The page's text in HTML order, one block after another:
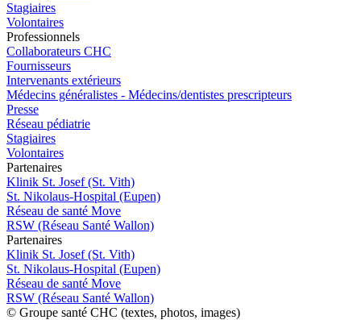
Stagiaires
Volontaires
Professionnels
Collaborateurs CHC
Fournisseurs
Intervenants extérieurs
Médecins généralistes - Médecins/dentistes prescripteurs
Presse
Réseau pédiatrie
Stagiaires
Volontaires
Partenaires
Klinik St. Josef (St. Vith)
St. Nikolaus-Hospital (Eupen)
Réseau de santé Move
RSW (Réseau Santé Wallon)
Partenaires
Klinik St. Josef (St. Vith)
St. Nikolaus-Hospital (Eupen)
Réseau de santé Move
RSW (Réseau Santé Wallon)
© Groupe santé CHC (textes, photos, images)